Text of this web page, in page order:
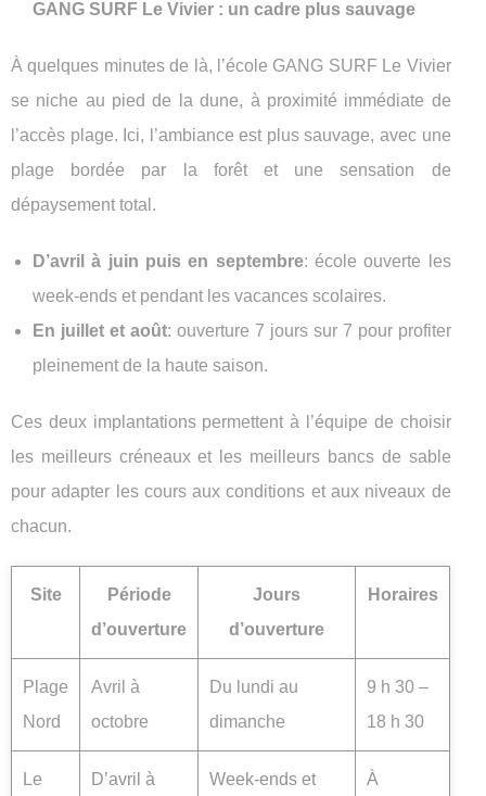
GANG SURF Le Vivier : un cadre plus sauvage
À quelques minutes de là, l’école GANG SURF Le Vivier
se niche au pied de la dune, à proximité immédiate de
l’accès plage. Ici, l’ambiance est plus sauvage, avec une
plage bordée par la forêt et une sensation de
dépaysement total.
D’avril à juin puis en septembre: école ouverte les
week-ends et pendant les vacances scolaires.
En juillet et août: ouverture 7 jours sur 7 pour profiter
pleinement de la haute saison.
Ces deux implantations permettent à l’équipe de choisir
les meilleurs créneaux et les meilleurs bancs de sable
pour adapter les cours aux conditions et aux niveaux de
chacun.
Site
Période
d’ouverture
Jours
d’ouverture
Horaires
Plage
Nord
Avril à
octobre
Du lundi au
dimanche
9 h 30 –
18 h 30
Le
D’avril à
Week-ends et
À